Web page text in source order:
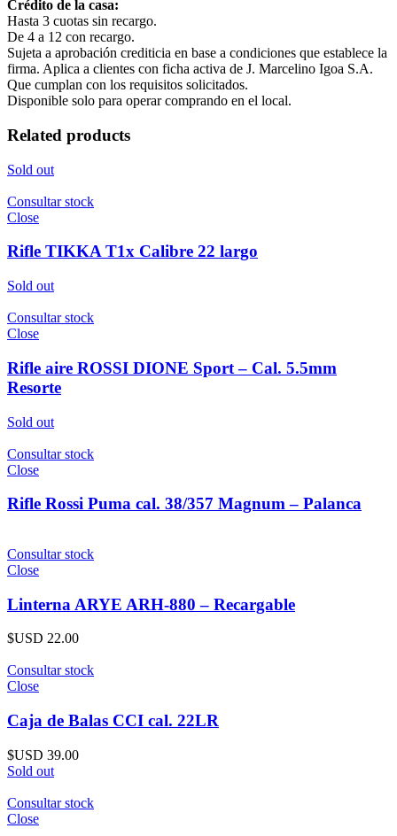
Crédito de la casa:
Hasta 3 cuotas sin recargo.
De 4 a 12 con recargo.
Sujeta a aprobación crediticia en base a condiciones que establece la
firma. Aplica a clientes con ficha activa de J. Marcelino Igoa S.A.
Que cumplan con los requisitos solicitados.
Disponible solo para operar comprando en el local.
Related products
Sold out
Consultar stock
Close
Rifle TIKKA T1x Calibre 22 largo
Sold out
Consultar stock
Close
Rifle aire ROSSI DIONE Sport – Cal. 5.5mm
Resorte
Sold out
Consultar stock
Close
Rifle Rossi Puma cal. 38/357 Magnum – Palanca
Consultar stock
Close
Linterna ARYE ARH-880 – Recargable
$USD 22.00
Consultar stock
Close
Caja de Balas CCI cal. 22LR
$USD 39.00
Sold out
Consultar stock
Close